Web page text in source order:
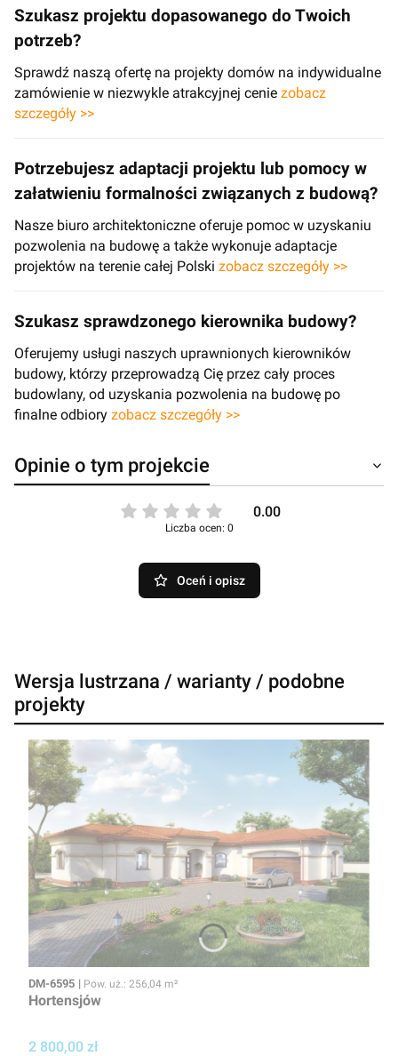
Szukasz projektu dopasowanego do Twoich
potrzeb?
Sprawdź naszą ofertę na projekty domów na indywidualne
zamówienie w niezwykle atrakcyjnej cenie zobacz
szczegóły >>
Potrzebujesz adaptacji projektu lub pomocy w
załatwieniu formalności związanych z budową?
Nasze biuro architektoniczne oferuje pomoc w uzyskaniu
pozwolenia na budowę a także wykonuje adaptacje
projektów na terenie całej Polski zobacz szczegóły >>
Szukasz sprawdzonego kierownika budowy?
Oferujemy usługi naszych uprawnionych kierowników
budowy, którzy przeprowadzą Cię przez cały proces
budowlany, od uzyskania pozwolenia na budowę po
finalne odbiory zobacz szczegóły >>
Opinie o tym projekcie
0.00
Liczba ocen: 0
Oceń i opisz
Wersja lustrzana / warianty / podobne
projekty
Kod
DM-6595 Powierzchnia użytkowa
Pow. uż.: 256,04 m²
Hortensjów
Cena projektu
2 800,00 zł